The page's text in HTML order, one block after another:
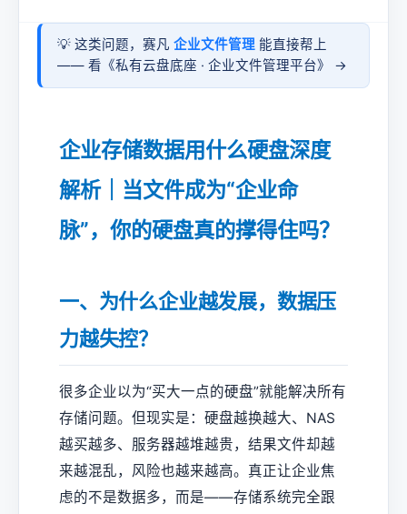
💡 这类问题，赛凡 企业文件管理 能直接帮上
—— 看《私有云盘底座 · 企业文件管理平台》 →
企业存储数据用什么硬盘深度
解析｜当文件成为“企业命
脉”，你的硬盘真的撑得住吗？
一、为什么企业越发展，数据压
力越失控？
很多企业以为“买大一点的硬盘”就能解决所有
存储问题。但现实是：硬盘越换越大、NAS
越买越多、服务器越堆越贵，结果文件却越
来越混乱，风险也越来越高。真正让企业焦
虑的不是数据多，而是——存储系统完全跟